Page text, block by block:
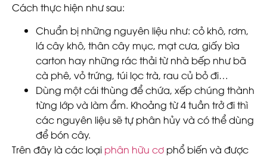
Cách thực hiện như sau:
Chuẩn bị những nguyên liệu như: cỏ khô, rơm,
lá cây khô, thân cây mục, mạt cưa, giấy bìa
carton hay những rác thải từ nhà bếp như bã
cà phê, vỏ trứng, túi lọc trà, rau củ bỏ đi…
Dùng một cái thùng để chứa, xếp chúng thành
từng lớp và làm ẩm. Khoảng từ 4 tuần trở đi thì
các nguyên liệu sẽ tự phân hủy và có thể dùng
để bón cây.
Trên đây là các loại phân hữu cơ phổ biến và được